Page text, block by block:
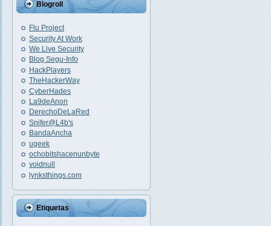
Blogroll
Flu Project
Security At Work
We Live Security
Blog Segu-Info
HackPlayers
TheHackerWay
CyberHades
La9deAnon
DerechoDeLaRed
Snifer@L4b's
BandaAncha
ugeek
ochobitshacenunbyte
voidnull
lynksthings.com
Etiquetas